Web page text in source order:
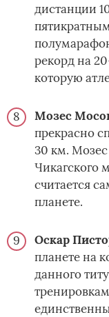
дистанции
рекорд на
которую
Мозес
прекрасно
30 км.
Чикагского
считается
планете.
Оскар
планете на
данного